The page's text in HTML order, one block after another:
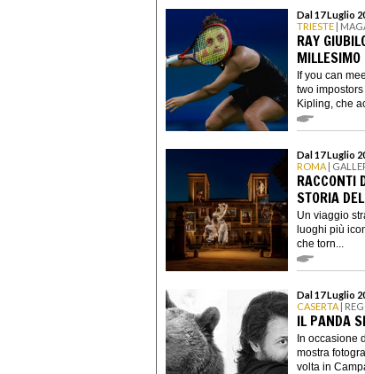
Dal 17 Luglio
TRIESTE |
RAY
MILLESIMO
If you can
two
Kipling, che
Dal 17 Luglio
ROMA |
RACCONTI
STORIA
Un viaggio
luoghi più
che torn...
Dal 17 Luglio
CASERTA |
IL PANDA
In occasione
mostra
volta in